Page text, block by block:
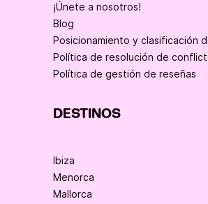
¡Únete a nosotros!
Blog
Posicionamiento y clasificación
Política de resolución de
Política de gestión de reseñas
DESTINOS
Ibiza
Menorca
Mallorca